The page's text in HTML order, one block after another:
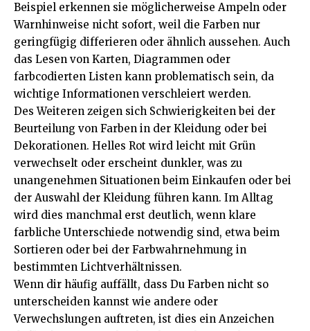
Beispiel erkennen sie möglicherweise Ampeln oder
Warnhinweise nicht sofort, weil die Farben nur
geringfügig differieren oder ähnlich aussehen. Auch
das Lesen von Karten, Diagrammen oder
farbcodierten Listen kann problematisch sein, da
wichtige Informationen verschleiert werden.
Des Weiteren zeigen sich Schwierigkeiten bei der
Beurteilung von Farben in der Kleidung oder bei
Dekorationen. Helles Rot wird leicht mit Grün
verwechselt oder erscheint dunkler, was zu
unangenehmen Situationen beim Einkaufen oder bei
der Auswahl der Kleidung führen kann. Im Alltag
wird dies manchmal erst deutlich, wenn klare
farbliche Unterschiede notwendig sind, etwa beim
Sortieren oder bei der Farbwahrnehmung in
bestimmten Lichtverhältnissen.
Wenn dir häufig auffällt, dass Du Farben nicht so
unterscheiden kannst wie andere oder
Verwechslungen auftreten, ist dies ein Anzeichen